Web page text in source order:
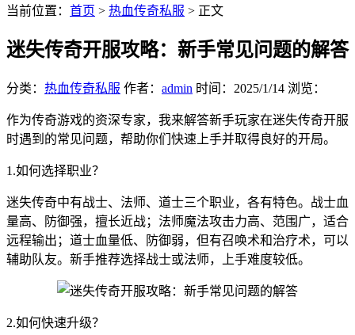
当前位置： 首页 > 热血传奇私服 > 正文
迷失传奇开服攻略：新手常见问题的解答
分类： 热血传奇私服 作者： admin 时间： 2025/1/14 浏览：
作为传奇游戏的资深专家，我来解答新手玩家在迷失传奇开服
时遇到的常见问题，帮助你们快速上手并取得良好的开局。
1.如何选择职业？
迷失传奇中有战士、法师、道士三个职业，各有特色。战士血
量高、防御强，擅长近战；法师魔法攻击力高、范围广，适合
远程输出；道士血量低、防御弱，但有召唤术和治疗术，可以
辅助队友。新手推荐选择战士或法师，上手难度较低。
2.如何快速升级？